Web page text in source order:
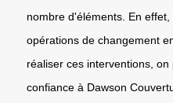
nombre d'éléments. En
opérations de changement
réaliser ces interventions,
confiance à Dawson